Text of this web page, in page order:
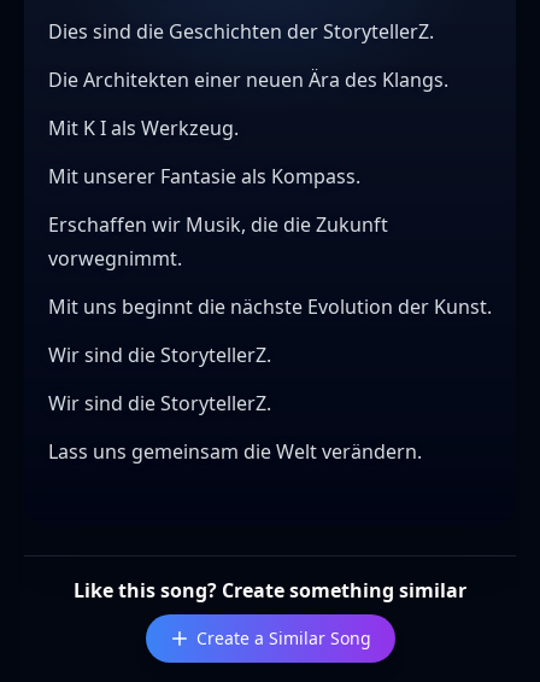
Dies sind die Geschichten der StorytellerZ.
Die Architekten einer neuen Ära des Klangs.
Mit K I als Werkzeug.
Mit unserer Fantasie als Kompass.
Erschaffen wir Musik, die die Zukunft
vorwegnimmt.
Mit uns beginnt die nächste Evolution der Kunst.
Wir sind die StorytellerZ.
Wir sind die StorytellerZ.
Lass uns gemeinsam die Welt verändern.
Like this song? Create something similar
Create a Similar Song